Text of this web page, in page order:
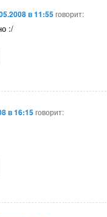
в 11:55говорит:
:/
в 16:15говорит: